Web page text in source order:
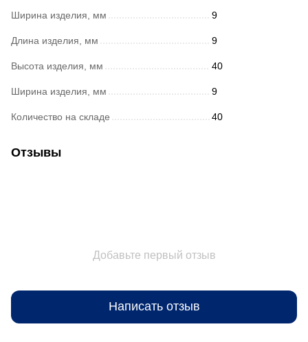
Ширина изделия, мм 9
Длина изделия, мм 9
Высота изделия, мм 40
Ширина изделия, мм 9
Количество на складе 40
Отзывы
Добавьте первый отзыв
Написать отзыв